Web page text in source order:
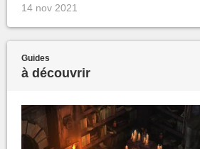
14 nov 2021
Guides
à découvrir